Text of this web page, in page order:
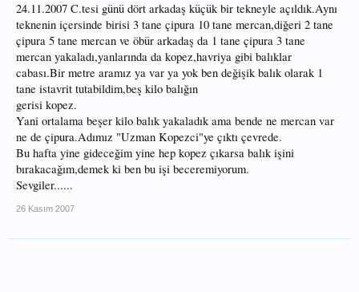
24.11.2007 C.tesi günü dört arkadaş küçük bir tekneyle açıldık.Aynı
teknenin içersinde birisi 3 tane çipura 10 tane mercan,diğeri 2 tane
çipura 5 tane mercan ve öbür arkadaş da 1 tane çipura 3 tane
mercan yakaladı,yanlarında da kopez,havriya gibi balıklar
cabası.Bir metre aramız ya var ya yok ben değişik balık olarak 1
tane istavrit tutabildim,beş kilo balığın
gerisi kopez.
Yani ortalama beşer kilo balık yakaladık ama bende ne mercan var
ne de çipura.Adımız "Uzman Kopezci"ye çıktı çevrede.
Bu hafta yine gideceğim yine hep kopez çıkarsa balık işini
bırakacağım,demek ki ben bu işi beceremiyorum.
Sevgiler......
26 Kasım 2007